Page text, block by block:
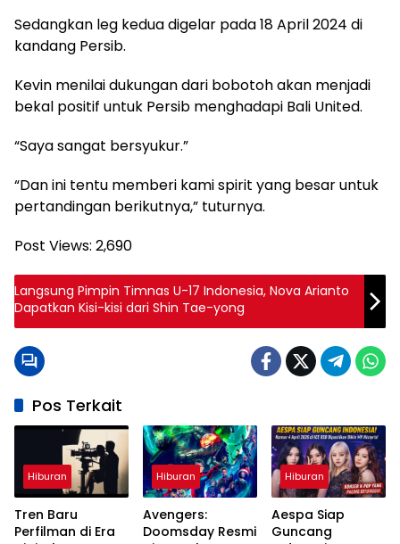
Sedangkan leg kedua digelar pada 18 April 2024 di
kandang Persib.
Kevin menilai dukungan dari bobotoh akan menjadi
bekal positif untuk Persib menghadapi Bali United.
“Saya sangat bersyukur.”
“Dan ini tentu memberi kami spirit yang besar untuk
pertandingan berikutnya,” tuturnya.
Post Views: 2,690
Langsung Pimpin Timnas U-17 Indonesia, Nova Arianto
Dapatkan Kisi-kisi dari Shin Tae-yong
Pos Terkait
Hiburan
Tren Baru
Perfilman di Era
Hiburan
Avengers:
Doomsday Resmi
Hiburan
Aespa Siap
Guncang